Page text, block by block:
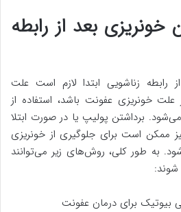
بعد از رابطه
رابطه زناشویی ابتدا لازم است علت
خونریزی عفونت باشد، استفاده از
برداشتن پولیپ یا در صورت ابتلا
ممکن است برای جلوگیری از خونریزی
به طور کلی، روش‌های زیر می‌توانند
شوند:
بیوتیک برای درمان عفونت